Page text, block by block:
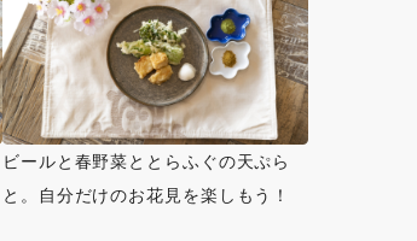
ビールと春野菜ととらふぐの天ぷら
と。自分だけのお花見を楽しもう！